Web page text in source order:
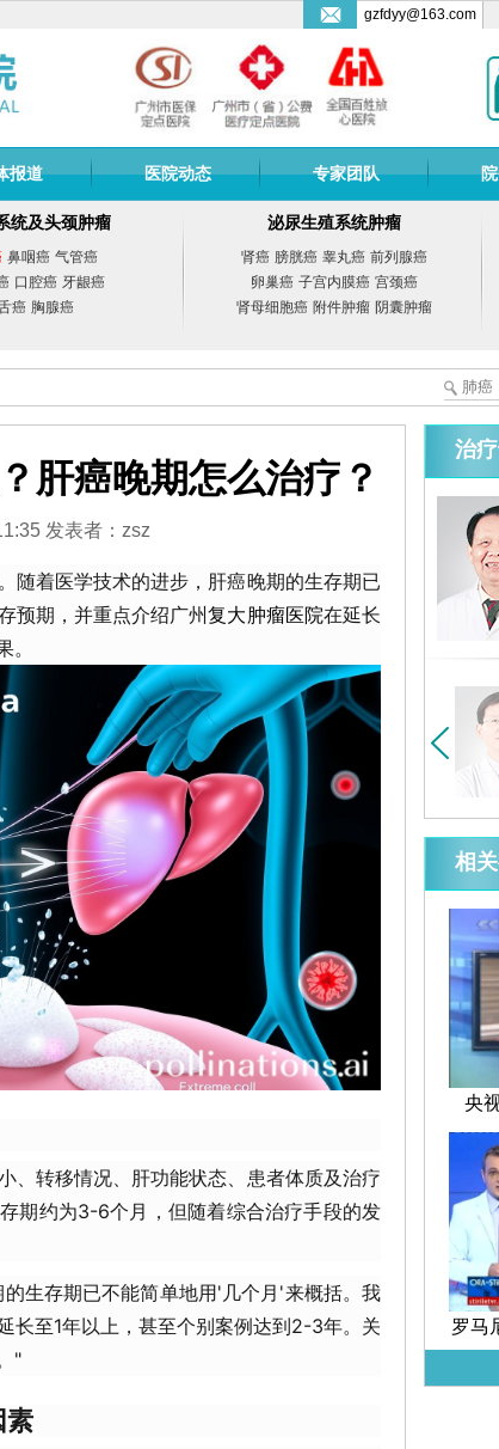
gzfdyy@163.com
报道 医院动态 专家团队
统及头颈肿瘤
鼻咽癌 气管癌
口腔癌 牙龈癌
癌 胸腺癌
泌尿生殖系统肿瘤
肾癌 膀胱癌 睾丸癌 前列腺癌
卵巢癌 子宫内膜癌 宫颈癌
肾母细胞癌 附件肿瘤 阴囊肿瘤
肝癌晚期怎么治疗？
发表者：zsz
随着医学技术的进步，肝癌晚期的生存期已
预期，并重点介绍广州复大肿瘤医院在延长
、转移情况、肝功能状态、患者体质及治疗
期约为3-6个月，但随着综合治疗手段的发
生存期已不能简单地用'几个月'来概括。我
长至1年以上，甚至个别案例达到2-3年。关
"
素
治
博士
癌，胰腺癌...详细>>
相
央
罗马
述